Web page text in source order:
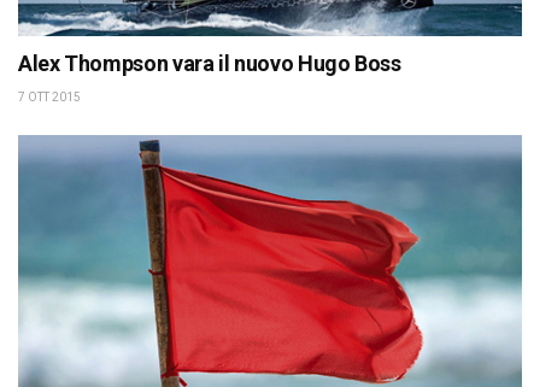
Alex Thompson vara il nuovo Hugo Boss
7 OTT 2015